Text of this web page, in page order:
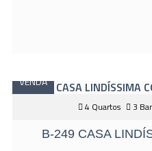
VENDA
4 Quartos 3
B-249 CASA